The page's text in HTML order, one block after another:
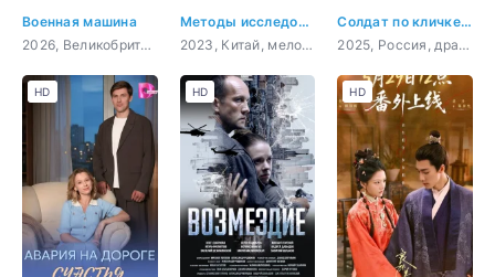
Военная машина
2026, Великобритания, Австралия, Новая Зеландия, США, фантастика, боевик
Методы исследования любви
2023, Китай, мелодрама, комедия, детектив
Солдат по кличке Рекс
2025, Россия, драма, военный
HD HD HD